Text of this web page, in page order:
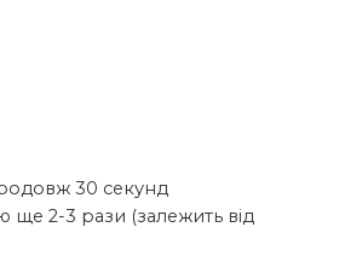
30 секунд
ще 2-3 рази (залежить від